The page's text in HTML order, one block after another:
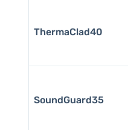
ThermaClad40
SoundGuard35